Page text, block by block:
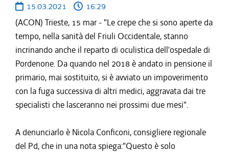
15.03.2021
16:29
(ACON) Trieste, 15 mar - "Le crepe che si sono aperte da
tempo, nella sanità del Friuli Occidentale, stanno
incrinando anche il reparto di oculistica dell'ospedale di
Pordenone. Da quando nel 2018 è andato in pensione il
primario, mai sostituito, si è avviato un impoverimento
con la fuga successiva di altri medici, aggravata dai tre
specialisti che lasceranno nei prossimi due mesi".
A denunciarlo è Nicola Conficoni, consigliere regionale
del Pd, che in una nota spiega:"Questo è solo